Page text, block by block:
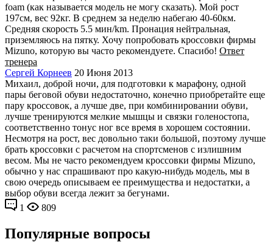
foam (как называется модель не могу сказать). Мой рост
197см, вес 92кг. В среднем за неделю набегаю 40-60км.
Средняя скорость 5.5 мин/km. Пронация нейтральная,
приземляюсь на пятку. Хочу попробовать кроссовки фирмы
Mizuno, которую вы часто рекомендуете. Спасибо! Ответ
тренера
Сергей Корнеев 20 Июня 2013
Михаил, доброй ночи, для подготовки к марафону, одной
пары беговой обуви недостаточно, конечно приобретайте еще
пару кроссовок, а лучше две, при комбинировании обуви,
лучше тренируются мелкие мышцы и связки голеностопа,
соответственно тонус ног все время в хорошем состоянии.
Несмотря на рост, вес довольно таки большой, поэтому лучше
брать кроссовки с расчетом на спортсменов с излишним
весом. Мы не часто рекомендуем кроссовки фирмы Mizuno,
обычно у нас спрашивают про какую-нибудь модель, мы в
свою очередь описываем ее преимущества и недостатки, а
выбор обуви всегда лежит за бегунами.
1
809
Популярные вопросы